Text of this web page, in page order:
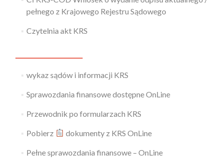
pełnego z Krajowego Rejestru Sądowego
Czytelnia akt KRS
wykaz sądów i informacji KRS
Sprawozdania finansowe dostępne OnLine
Przewodnik po formularzach KRS
Pobierz dokumenty z KRS OnLine
Pełne sprawozdania finansowe – OnLine